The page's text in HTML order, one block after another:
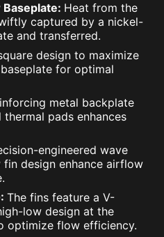
Heat from the
captured by a nickel-
and transferred.
design to maximize
for optimal
metal backplate
pads enhances
engineered wave
design enhance airflow
The fins feature a V-
low design at the
optimize flow efficiency.